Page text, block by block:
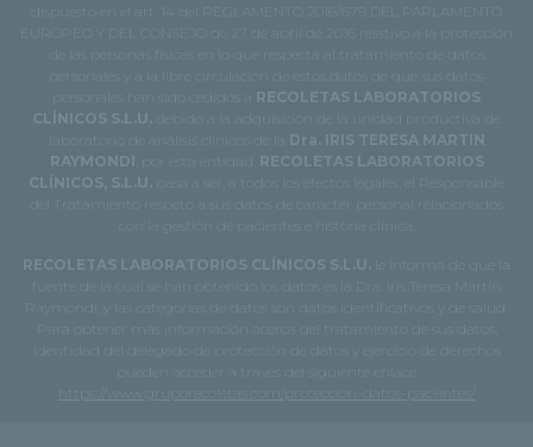
dispuesto en el art. 14 del REGLAMENTO 2016/679 DEL PARLAMENTO
EUROPEO Y DEL CONSEJO de 27 de abril de 2016 relativo a la protección
de las personas físicas en lo que respecta al tratamiento de datos
personales y a la libre circulación de estos datos de que sus datos
RECOLETAS LABORATORIOS
CLÍNICOS S.L.U.
debido a la adquisición de la unidad productiva de
laboratorio de análisis clínicos de la Dra. IRIS TERESA MARTIN
RAYMONDI , por esta entidad. RECOLETAS LABORATORIOS
CLÍNICOS, S.L.U.
pasa a ser, a todos los efectos legales, el Responsable
del Tratamiento respeto a sus datos de carácter personal relacionados
con la gestión de pacientes e historia clínica.
RECOLETAS LABORATORIOS CLÍNICOS S.L.U.
le informa de que la
fuente de la cual se han obtenido los datos es la Dra. Iris Teresa Martín
Raymondi, y las categorías de datos son datos identificativos y de salud.
Para obtener más información acerca del tratamiento de sus datos,
identidad del delegado de protección de datos y ejercicio de derechos
pueden acceder a través del siguiente enlace
https://www.gruporecoletas.com/proteccion-datos-pacientes/